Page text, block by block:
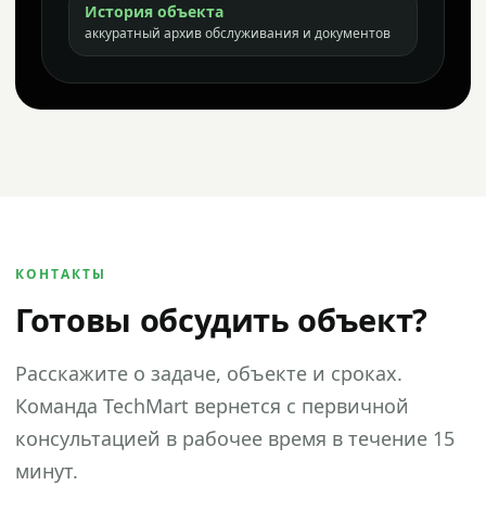
История объекта
аккуратный архив обслуживания и документов
КОНТАКТЫ
Готовы обсудить объект?
Расскажите о задаче, объекте и сроках.
Команда TechMart вернется с первичной
консультацией в рабочее время в течение 15
минут.